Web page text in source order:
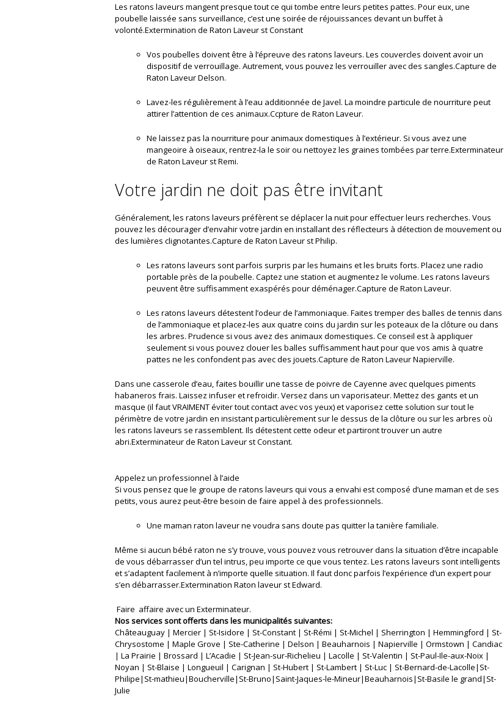
Les ratons laveurs mangent presque tout ce qui tombe entre leurs petites pattes. Pour eux, une
poubelle laissée sans surveillance, c’est une soirée de réjouissances devant un buffet à
volonté.Extermination de Raton Laveur st Constant
Vos poubelles doivent être à l’épreuve des ratons laveurs. Les couvercles doivent avoir un
dispositif de verrouillage. Autrement, vous pouvez les verrouiller avec des sangles.Capture de
Raton Laveur Delson.
Lavez-les régulièrement à l’eau additionnée de Javel. La moindre particule de nourriture peut
attirer l’attention de ces animaux.Ccpture de Raton Laveur.
Ne laissez pas la nourriture pour animaux domestiques à l’extérieur. Si vous avez une
mangeoire à oiseaux, rentrez-la le soir ou nettoyez les graines tombées par terre.Exterminateur
de Raton Laveur st Remi.
Votre jardin ne doit pas être invitant
Généralement, les ratons laveurs préfèrent se déplacer la nuit pour effectuer leurs recherches. Vous
pouvez les décourager d’envahir votre jardin en installant des réflecteurs à détection de mouvement ou
des lumières clignotantes.Capture de Raton Laveur st Philip.
Les ratons laveurs sont parfois surpris par les humains et les bruits forts. Placez une radio
portable près de la poubelle. Captez une station et augmentez le volume. Les ratons laveurs
peuvent être suffisamment exaspérés pour déménager.Capture de Raton Laveur.
Les ratons laveurs détestent l’odeur de l’ammoniaque. Faites tremper des balles de tennis dans
de l’ammoniaque et placez-les aux quatre coins du jardin sur les poteaux de la clôture ou dans
les arbres. Prudence si vous avez des animaux domestiques. Ce conseil est à appliquer
seulement si vous pouvez clouer les balles suffisamment haut pour que vos amis à quatre
pattes ne les confondent pas avec des jouets.Capture de Raton Laveur Napierville.
Dans une casserole d’eau, faites bouillir une tasse de poivre de Cayenne avec quelques piments
habaneros frais. Laissez infuser et refroidir. Versez dans un vaporisateur. Mettez des gants et un
masque (il faut VRAIMENT éviter tout contact avec vos yeux) et vaporisez cette solution sur tout le
périmètre de votre jardin en insistant particulièrement sur le dessus de la clôture ou sur les arbres où
les ratons laveurs se rassemblent. Ils détestent cette odeur et partiront trouver un autre
abri.Exterminateur de Raton Laveur st Constant.
Appelez un professionnel à l’aide
Si vous pensez que le groupe de ratons laveurs qui vous a envahi est composé d’une maman et de ses
petits, vous aurez peut-être besoin de faire appel à des professionnels.
Une maman raton laveur ne voudra sans doute pas quitter la tanière familiale.
Même si aucun bébé raton ne s’y trouve, vous pouvez vous retrouver dans la situation d’être incapable
de vous débarrasser d’un tel intrus, peu importe ce que vous tentez. Les ratons laveurs sont intelligents
et s’adaptent facilement à n’importe quelle situation. Il faut donc parfois l’expérience d’un expert pour
s’en débarrasser.Extermination Raton laveur st Edward.
Faire affaire avec un Exterminateur.
Nos services sont offerts dans les municipalités suivantes:
Châteauguay | Mercier | St-Isidore | St-Constant | St-Rémi | St-Michel | Sherrington | Hemmingford | St-
Chrysostome | Maple Grove | Ste-Catherine | Delson | Beauharnois | Napierville | Ormstown | Candiac
| La Prairie | Brossard | L’Acadie | St-Jean-sur-Richelieu | Lacolle | St-Valentin | St-Paul-Ile-aux-Noix |
Noyan | St-Blaise | Longueuil | Carignan | St-Hubert | St-Lambert | St-Luc | St-Bernard-de-Lacolle|St-
Philipe|St-mathieu|Boucherville|St-Bruno|Saint-Jaques-le-Mineur|Beauharnois|St-Basile le grand|St-
Julie